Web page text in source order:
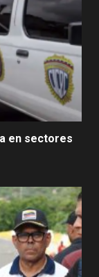
en sectores